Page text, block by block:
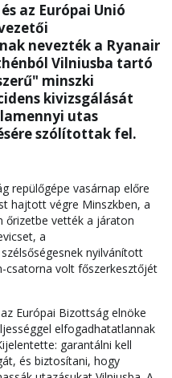
az Európai Unió
nevezték a Ryanair
Vilniusba tartó
minszki
kivizsgálását
utas
szólítottak fel.
repülőgépe vasárnap előre
hajtott végre Minszkben, a
őrizetbe vették a járaton
a
nyilvánított
csatorna volt főszerkesztőjét
Európai Bizottság elnöke
elfogadhatatlannak
garantálni kell
és biztosítani, hogy